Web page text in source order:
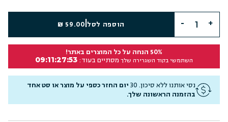
הוספה לסל 59.00 ₪
50% הנחה על כל המוצרים באתר!
השתמשי בקוד השגרירה שלך מסתיים בעוד: 09:11:27:52
נסי אותנו ללא סיכון. 30
יום החזר כספי על מוצר או סט אחד
בהזמנה הראשונה שלך.